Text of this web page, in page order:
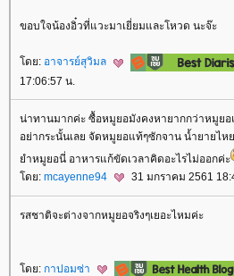
ขอบใจน้องอิ๋วที่แวะมาเยี่ยมและโหวด นะจ๊ะ
ดย: อาจารย์สุวิมล
17:06:57 น.
น่าทานมากค่ะ ซื้อหมูยอมังคงหายากกว่าหมูยอ
อย่ากระนั้นเลย จัดหมูยอแท้ๆซักจาน น้ำยายไห
ำหมูยอนี่ อาหารแก้ขัดเวลาคิดอะไรไม่ออกค่ะ
ดย: mcayenne94 31 มกราคม 2561
รสชาติจะต่างจากหมูยอจริงๆเยอะไหมค่ะ
ดย: กาปอมซ่า